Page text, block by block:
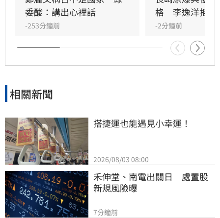
委酸：講出心裡話
-253分鐘前
格　李逸洋拒出
-2分鐘前
相關新聞
搭捷運也能遇見小幸運！
2026/08/03 08:00
禾伸堂、南電出關日　處置股
新規風險曝
7分鐘前